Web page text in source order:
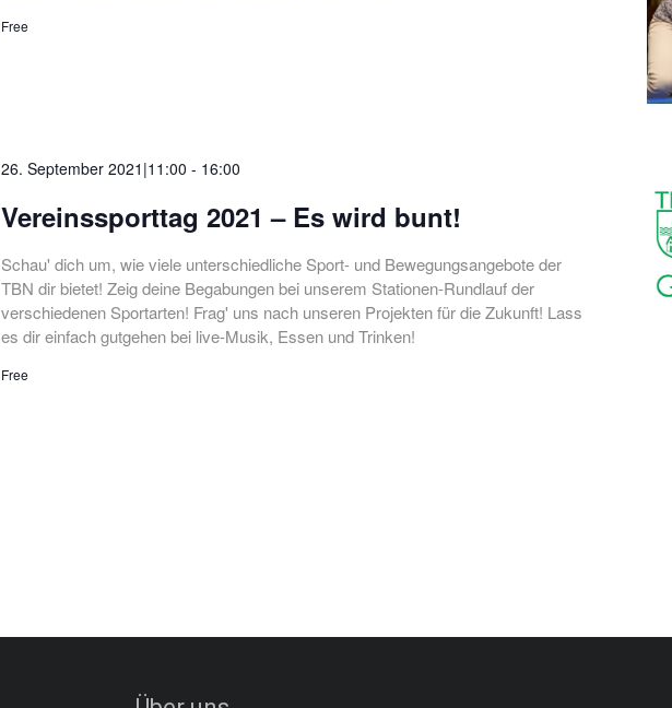
Free
26. September 2021|11:00 - 16:00
Vereinssporttag 2021 – Es wird bunt!
Schau' dich um, wie viele unterschiedliche Sport- und Bewegungsangebote der
TBN dir bietet! Zeig deine Begabungen bei unserem Stationen-Rundlauf der
verschiedenen Sportarten! Frag' uns nach unseren Projekten für die Zukunft! Lass
es dir einfach gutgehen bei live-Musik, Essen und Trinken!
Free